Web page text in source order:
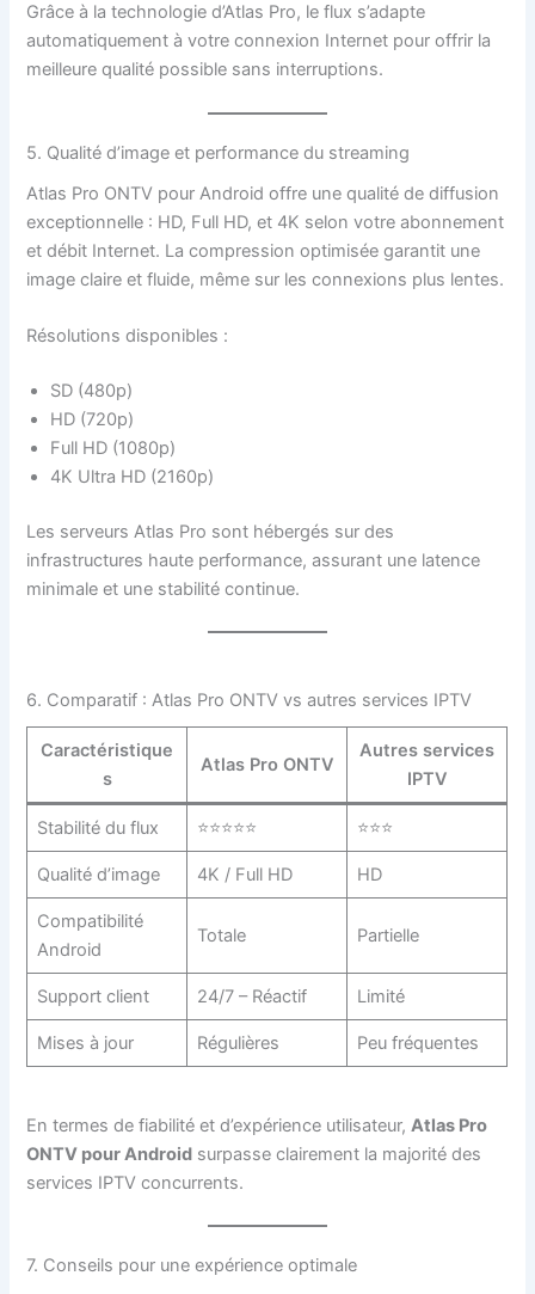
Grâce à la technologie d’Atlas Pro, le flux s’adapte
automatiquement à votre connexion Internet pour offrir la
meilleure qualité possible sans interruptions.
5. Qualité d’image et performance du streaming
Atlas Pro ONTV pour Android offre une qualité de diffusion
exceptionnelle : HD, Full HD, et 4K selon votre abonnement
et débit Internet. La compression optimisée garantit une
image claire et fluide, même sur les connexions plus lentes.
Résolutions disponibles :
SD (480p)
HD (720p)
Full HD (1080p)
4K Ultra HD (2160p)
Les serveurs Atlas Pro sont hébergés sur des
infrastructures haute performance, assurant une latence
minimale et une stabilité continue.
6. Comparatif : Atlas Pro ONTV vs autres services IPTV
Caractéristique
s
Atlas Pro ONTV
Autres services
IPTV
Stabilité du flux ⭐⭐⭐⭐⭐ ⭐⭐⭐
Qualité d’image 4K / Full HD HD
Compatibilité
Android
Totale Partielle
Support client 24/7 – Réactif Limité
Mises à jour Régulières Peu fréquentes
En termes de fiabilité et d’expérience utilisateur, Atlas Pro
ONTV pour Android surpasse clairement la majorité des
services IPTV concurrents.
7. Conseils pour une expérience optimale